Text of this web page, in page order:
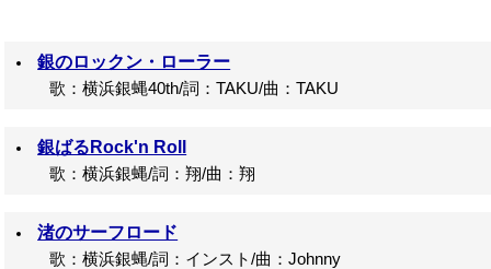
銀のロックン・ローラー
歌：横浜銀蝿40th/詞：TAKU/曲：TAKU
銀ばるRock'n Roll
歌：横浜銀蝿/詞：翔/曲：翔
渚のサーフロード
歌：横浜銀蝿/詞：インスト/曲：Johnny